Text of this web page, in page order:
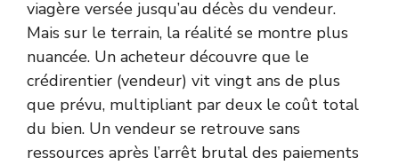
viagère versée jusqu’au décès du vendeur.
Mais sur le terrain, la réalité se montre plus
nuancée. Un acheteur découvre que le
crédirentier (vendeur) vit vingt ans de plus
que prévu, multipliant par deux le coût total
du bien. Un vendeur se retrouve sans
ressources après l’arrêt brutal des paiements